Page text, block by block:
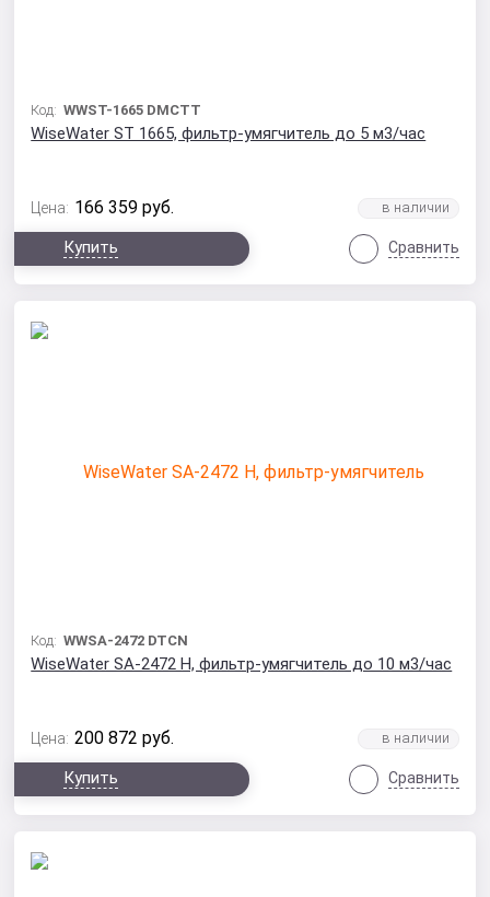
Код:WWST-1665 DMCTT
WiseWater ST 1665, фильтр-умягчитель до 5 м3/час
Цена: 166 359 руб.
Купить Сравнить
Код:WWSA-2472 DTCN
WiseWater SA-2472 H, фильтр-умягчитель до 10 м3/час
Цена: 200 872 руб.
Купить Сравнить